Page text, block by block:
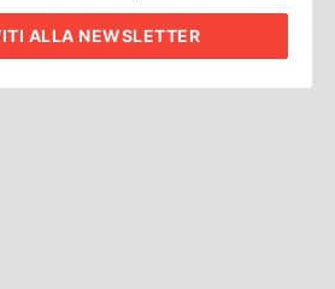
ALLA NEWSLETTER